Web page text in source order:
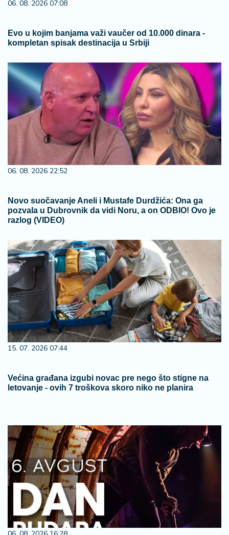
06. 08. 2026 07:08
Evo u kojim banjama važi vaučer od 10.000 dinara -
kompletan spisak destinacija u Srbiji
06. 08. 2026 22:52
Novo suočavanje Aneli i Mustafe Durdžića: Ona ga
pozvala u Dubrovnik da vidi Noru, a on ODBIO! Ovo je
razlog (VIDEO)
15. 07. 2026 07:44
Većina građana izgubi novac pre nego što stigne na
letovanje - ovih 7 troškova skoro niko ne planira